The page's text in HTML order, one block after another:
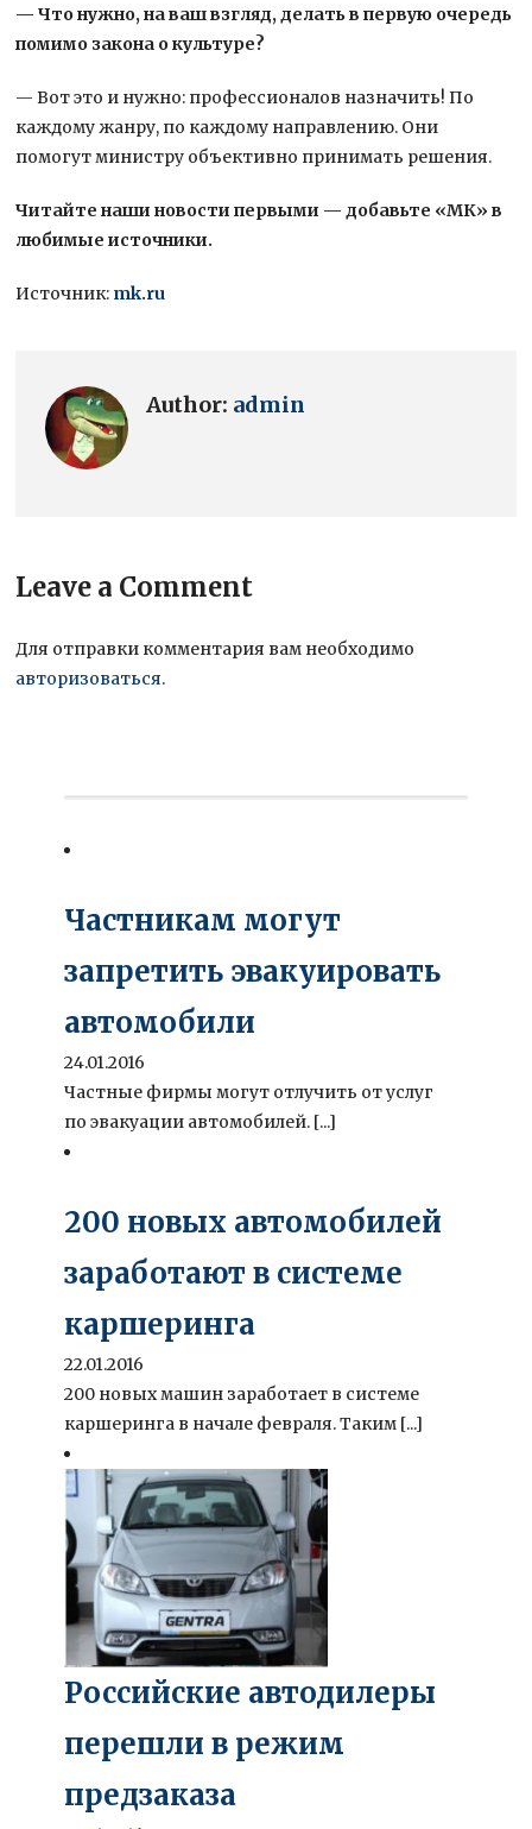
— Что нужно, на ваш взгляд, делать в первую очередь
помимо закона о культуре?
— Вот это и нужно: профессионалов назначить! По
каждому жанру, по каждому направлению. Они
помогут министру объективно принимать решения.
Читайте наши новости первыми — добавьте «МК» в
любимые источники.
Источник: mk.ru
Author: admin
Leave a Comment
Для отправки комментария вам необходимо
авторизоваться.
Частникам могут
запретить эвакуировать
автомобили
24.01.2016
Частные фирмы могут отлучить от услуг
по эвакуации автомобилей. [...]
200 новых автомобилей
заработают в системе
каршеринга
22.01.2016
200 новых машин заработает в системе
каршеринга в начале февраля. Таким [...]
Российские автодилеры
перешли в режим
предзаказа